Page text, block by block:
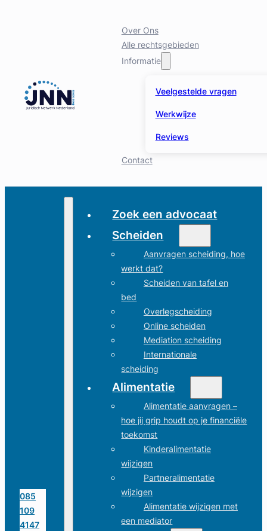
Over Ons
Alle rechtsgebieden
Informatie
Veelgestelde vragen
Werkwijze
Reviews
Contact
085
109
4147
Zoek een advocaat
Scheiden
Aanvragen scheiding, hoe
werkt dat?
Scheiden van tafel en
bed
Overlegscheiding
Online scheiden
Mediation scheiding
Internationale
scheiding
Alimentatie
Alimentatie aanvragen –
hoe jij grip houdt op je financiële
toekomst
Kinderalimentatie
wijzigen
Partneralimentatie
wijzigen
Alimentatie wijzigen met
een mediator